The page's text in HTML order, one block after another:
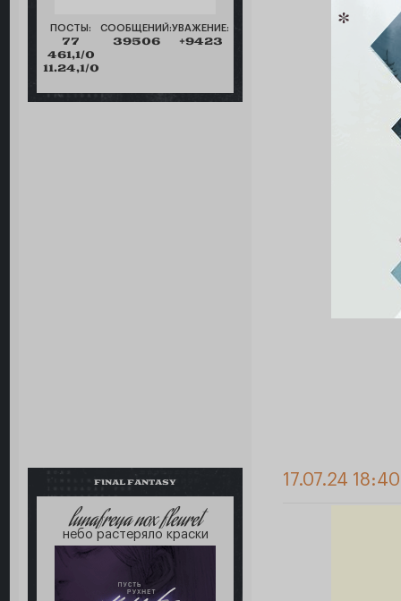
ПОСТЫ:
77
461,1/0
11.24,1/0
СООБЩЕНИЙ:
39506
УВАЖЕНИЕ:
+9423
FINAL FANTASY
lunafreya nox fleuret
небо растеряло краски
17.07.24